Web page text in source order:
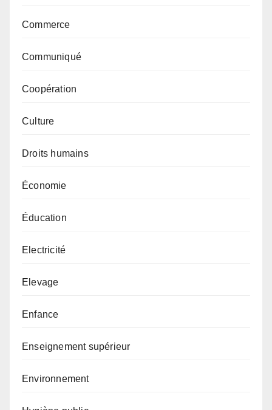
Commerce
Communiqué
Coopération
Culture
Droits humains
Économie
Éducation
Electricité
Elevage
Enfance
Enseignement supérieur
Environnement